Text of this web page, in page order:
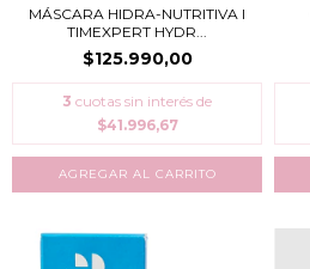
MÁSCARA HIDRA-NUTRITIVA I
TIMEXPERT HYDR...
$125.990,00
3 cuotas sin interés de
$41.996,67